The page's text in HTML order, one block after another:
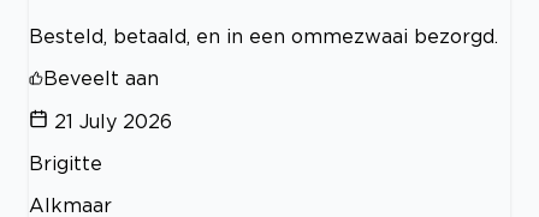
Besteld, betaald, en in een ommezwaai bezorgd.
Beveelt aan
21 July 2026
Brigitte
Alkmaar